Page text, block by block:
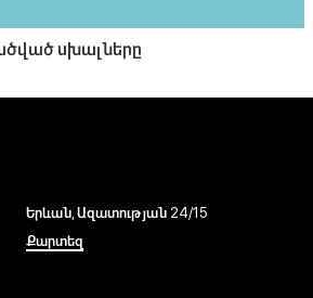
սխալները
Երևան, Ազատության 24/15
Քարտեզ